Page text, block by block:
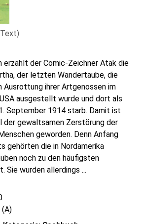
erzählt der Comic-Zeichner Atak die
der letzten Wandertaube, die
Ausrottung ihrer Artgenossen im
ausgestellt wurde und dort als
September 1914 starb. Damit ist
der gewaltsamen Zerstörung der
geworden. Denn Anfang
gehörten die in Nordamerika
noch zu den häufigsten
Sie wurden allerdings ...
(A)